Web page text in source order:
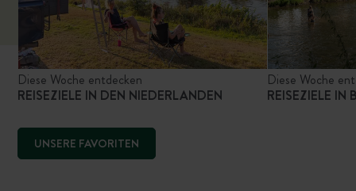
Diese Woche entdecken
REISEZIELE IN DEN NIEDERLANDEN
Diese Woche
REISEZIELE IN
UNSERE FAVORITEN